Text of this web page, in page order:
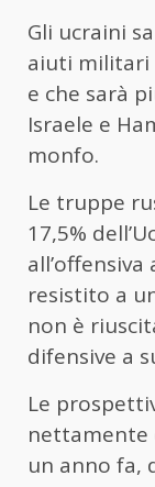
Gli ucraini
aiuti militari
e che sarà
Israele e
monfo.
Le truppe
17,5%
resistito a
non è
difensive a
Le
nettamente
un anno fa,